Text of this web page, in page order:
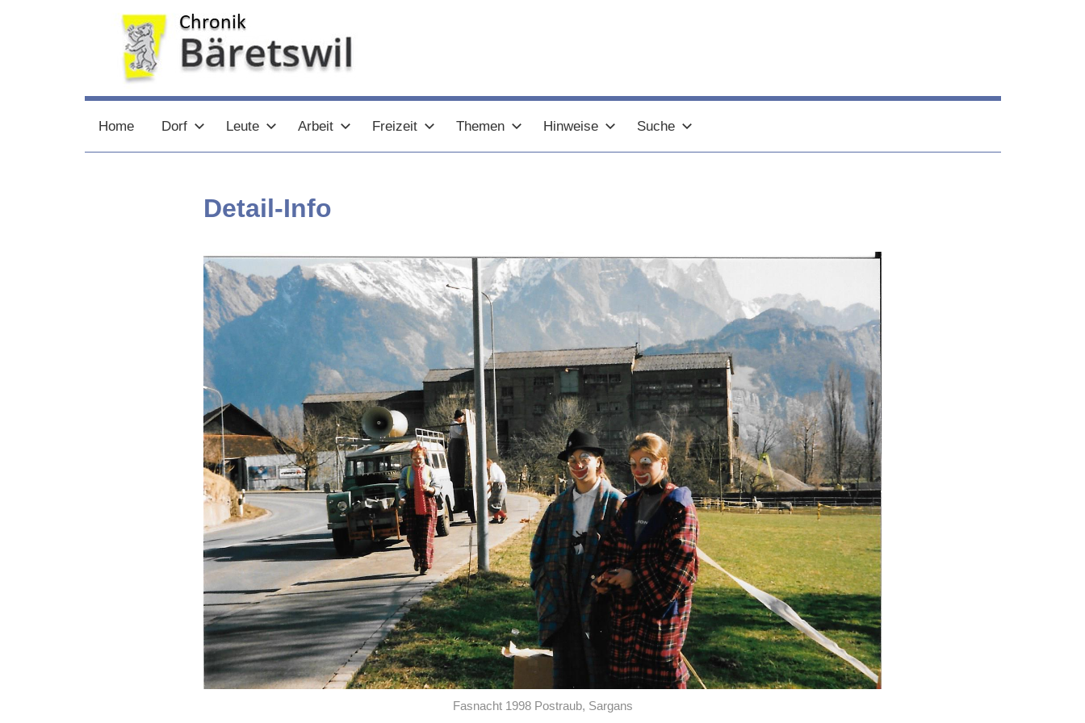
chronik-
baeretswil.ch
baeretswil.ch
Home Dorf Leute Arbeit Freizeit Themen Hinweise Suche
Detail-Info
Fasnacht 1998 Postraub, Sargans